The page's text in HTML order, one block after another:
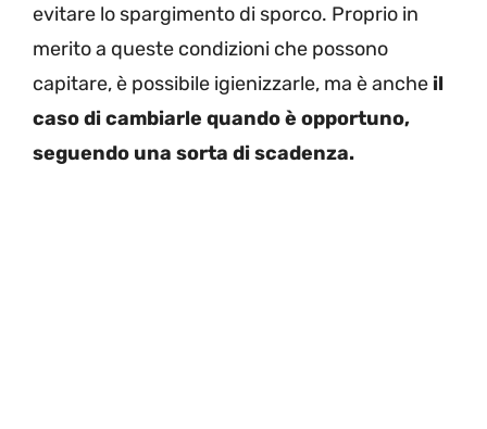
evitare lo spargimento di sporco. Proprio in
merito a queste condizioni che possono
capitare, è possibile igienizzarle, ma è anche il
caso di cambiarle quando è opportuno,
seguendo una sorta di scadenza.